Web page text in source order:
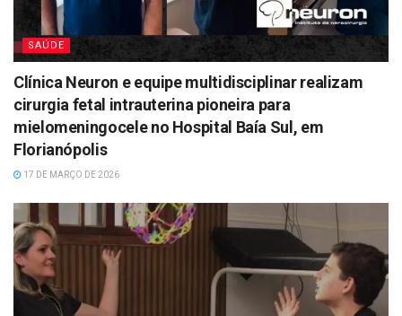
SAÚDE
Clínica Neuron e equipe multidisciplinar realizam
cirurgia fetal intrauterina pioneira para
mielomeningocele no Hospital Baía Sul, em
Florianópolis
17 DE MARÇO DE 2026